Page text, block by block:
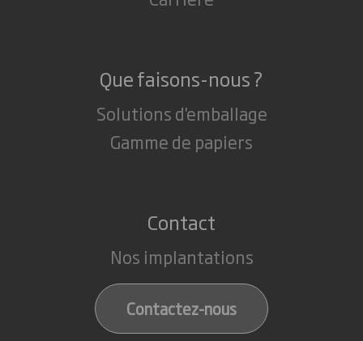
Que faisons-nous ?
Solutions d'emballage
Gamme de papiers
Contact
Nos implantations
Contactez-nous